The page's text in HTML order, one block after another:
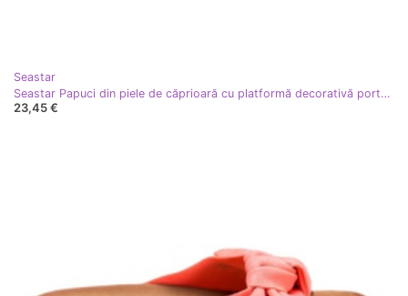
Seastar
Seastar Papuci din piele de căprioară cu platformă decorativă portocale
23,45 €